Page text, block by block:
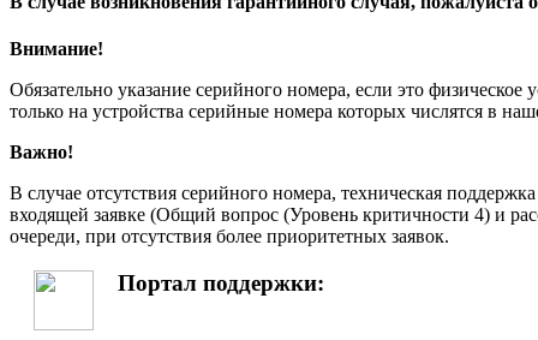
Внимание!
Обязательно указание серийного номера, если это физическое
только на устройства серийные номера которых числятся в
Важно!
В случае отсутствия серийного номера, техническая
входящей заявке (Общий вопрос (Уровень критичности 4) и
очереди, при отсутствия более приоритетных заявок.
Портал поддержки: